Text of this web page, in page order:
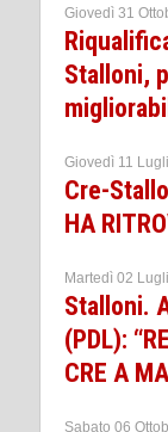
Giovedì 31
Stalloni,
Giovedì 11
Cre-
HA
Martedì 02
Stalloni.
(PDL):
CRE A
Sabato 06